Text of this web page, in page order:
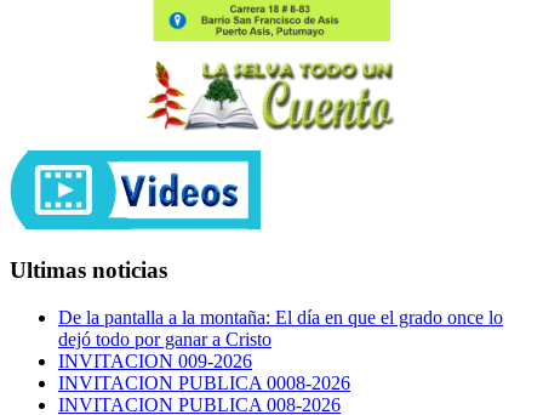
Ultimas noticias
De la pantalla a la montaña: El día en que el grado once lo
dejó todo por ganar a Cristo
INVITACION 009-2026
INVITACION PUBLICA 0008-2026
INVITACION PUBLICA 008-2026